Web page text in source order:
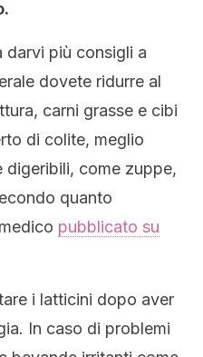
darvi più consigli a
dovete ridurre al
carni grasse e cibi
di colite, meglio
come zuppe,
quanto
pubblicato su
i latticini dopo aver
In caso di problemi